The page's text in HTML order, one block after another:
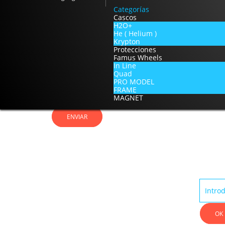
Categorías
Cascos
H2O+
He ( Helium )
Krypton
Protecciones
Famus Wheels
In Line
Quad
PRO MODEL
FRAME
MAGNET
Referencia de pedido
ENVIAR
OK